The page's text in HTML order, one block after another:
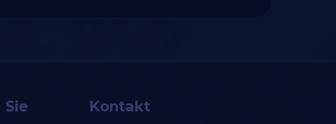
Sie
Kontakt